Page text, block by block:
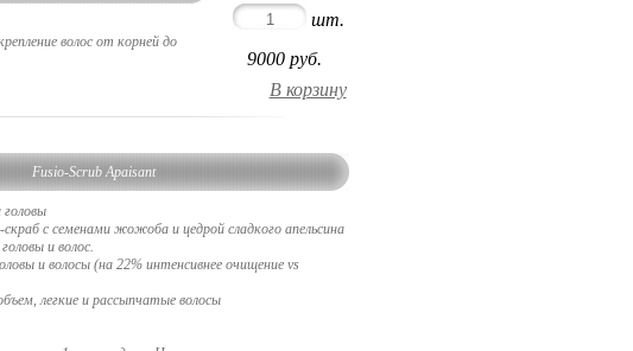
волос от корней до
шт.
9000 руб.
Fusio-Scrub Apaisant
с семенами жожоба и цедрой сладкого апельсина
и волос.
и волосы (на 22% интенсивнее очищение vs
легкие и рассыпчатые волосы